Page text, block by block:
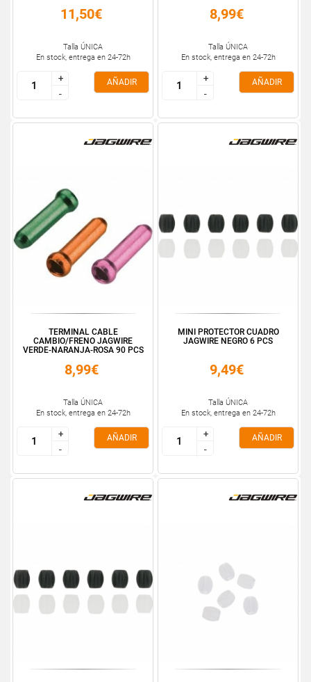
11,50€
Talla ÚNICA
En stock, entrega en 24-72h
+
-
+
-
AÑADIR
8,99€
Talla ÚNICA
En stock, entrega en 24-72h
+
-
+
-
AÑADIR
TERMINAL CABLE
CAMBIO/FRENO JAGWIRE
VERDE-NARANJA-ROSA 90 PCS
8,99€
Talla ÚNICA
En stock, entrega en 24-72h
+
-
+
-
AÑADIR
MINI PROTECTOR CUADRO
JAGWIRE NEGRO 6 PCS
9,49€
Talla ÚNICA
En stock, entrega en 24-72h
+
-
+
-
AÑADIR